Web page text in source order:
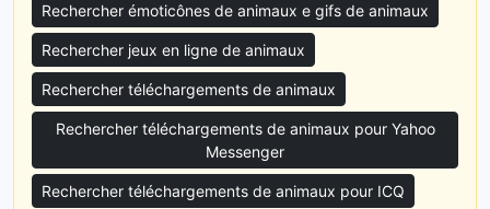
Rechercher émoticônes de animaux e gifs de animaux
Rechercher jeux en ligne de animaux
Rechercher téléchargements de animaux
Rechercher téléchargements de animaux pour Yahoo
Messenger
Rechercher téléchargements de animaux pour ICQ